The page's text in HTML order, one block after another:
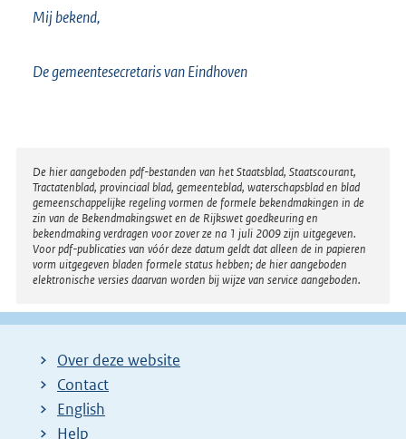
Mij bekend,
De gemeentesecretaris van Eindhoven
Disclaimer
De hier aangeboden pdf-bestanden van het Staatsblad, Staatscourant,
Tractatenblad, provinciaal blad, gemeenteblad, waterschapsblad en blad
gemeenschappelijke regeling vormen de formele bekendmakingen in de
zin van de Bekendmakingswet en de Rijkswet goedkeuring en
bekendmaking verdragen voor zover ze na 1 juli 2009 zijn uitgegeven.
Voor pdf-publicaties van vóór deze datum geldt dat alleen de in papieren
vorm uitgegeven bladen formele status hebben; de hier aangeboden
elektronische versies daarvan worden bij wijze van service aangeboden.
Over deze website
Contact
English
Help